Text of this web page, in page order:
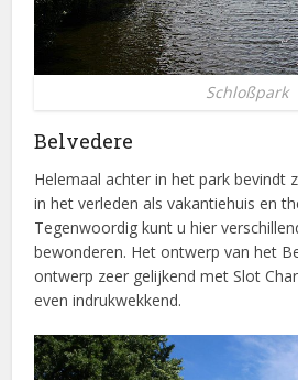
Schloßpark
Belvedere
Helemaal achter in het park bevindt
in het verleden als vakantiehuis en
Tegenwoordig kunt u hier
bewonderen. Het ontwerp van het
ontwerp zeer gelijkend met Slot
even indrukwekkend.